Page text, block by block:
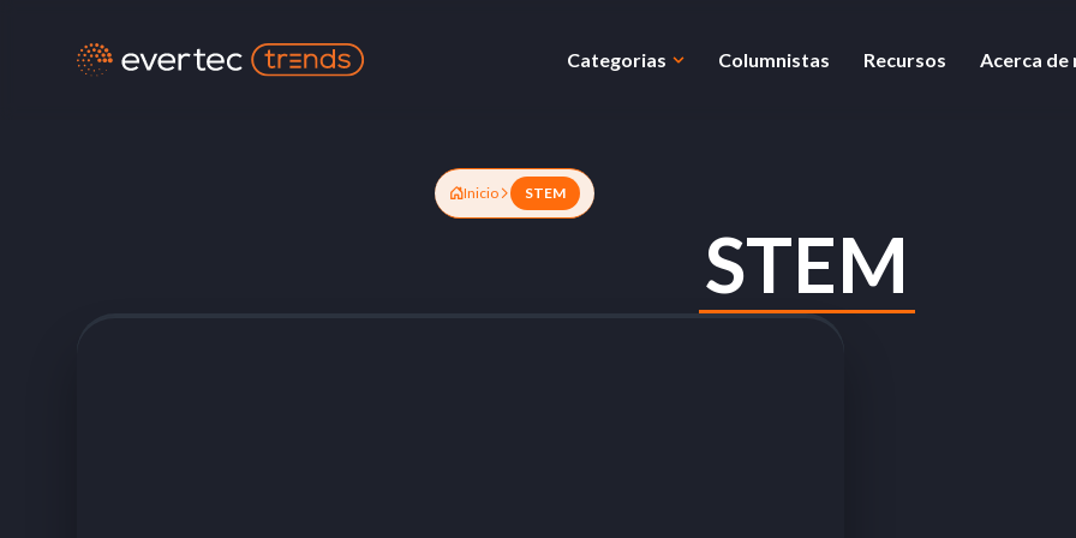
Categorias Columnistas Recursos Acerca
Inicio STEM
STEM